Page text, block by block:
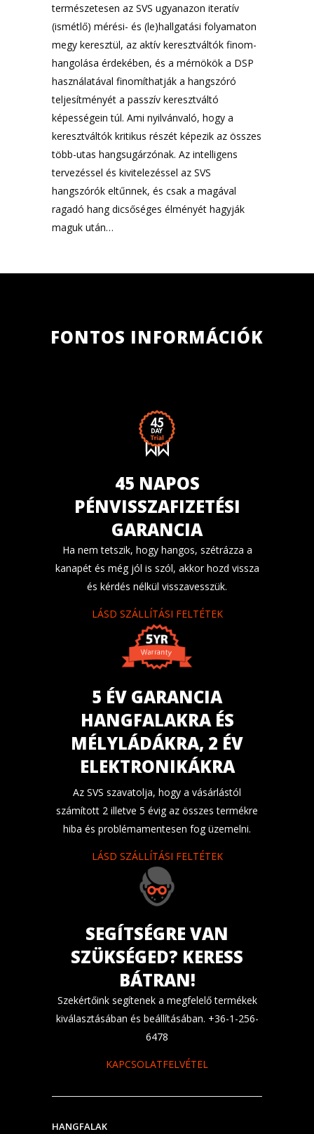
természetesen az SVS ugyanazon iteratív
(ismétlő) mérési- és (le)hallgatási folyamaton
megy keresztül, az aktív keresztváltók finom-
hangolása érdekében, és a mérnökök a DSP
használatával finomíthatják a hangszóró
teljesítményét a passzív keresztváltó
képességein túl. Ami nyilvánvaló, hogy a
keresztváltók kritikus részét képezik az összes
több-utas hangsugárzónak. Az intelligens
tervezéssel és kivitelezéssel az SVS
hangszórók eltűnnek, és csak a magával
ragadó hang dicsőséges élményét hagyják
maguk után…
FONTOS INFORMÁCIÓK
45 NAPOS
PÉNVISSZAFIZETÉSI
GARANCIA
Ha nem tetszik, hogy hangos, szétrázza a
kanapét és még jól is szól, akkor hozd vissza
és kérdés nélkül visszavesszük.
LÁSD SZÁLLÍTÁSI FELTÉTEK
5 ÉV GARANCIA
HANGFALAKRA ÉS
MÉLYLÁDÁKRA, 2 ÉV
ELEKTRONIKÁKRA
Az SVS szavatolja, hogy a vásárlástól
számított 2 illetve 5 évig az összes termékre
hiba és problémamentesen fog üzemelni.
LÁSD SZÁLLÍTÁSI FELTÉTEK
SEGÍTSÉGRE VAN
SZÜKSÉGED? KERESS
BÁTRAN!
Szekértőink segítenek a megfelelő termékek
kiválasztásában és beállításában. +36-1-256-
6478
KAPCSOLATFELVÉTEL
HANGFALAK